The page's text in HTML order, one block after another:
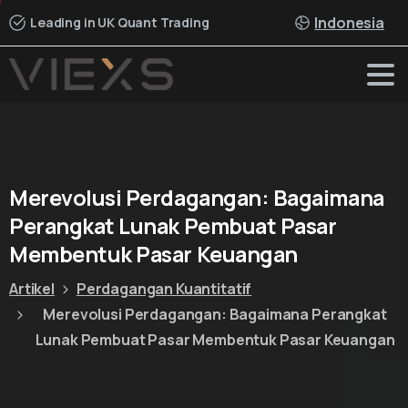
Leading in UK Quant Trading Indonesia
Merevolusi Perdagangan: Bagaimana
Perangkat Lunak Pembuat Pasar
MembentukPasar Keuangan
Artikel
Perdagangan Kuantitatif
Merevolusi Perdagangan: Bagaimana Perangkat
Lunak Pembuat Pasar Membentuk Pasar Keuangan